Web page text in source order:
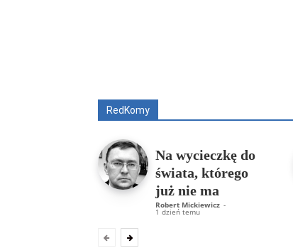
RedKomy
Na wycieczkę do
świata, którego
już nie ma
Robert Mickiewicz -
1 dzień temu